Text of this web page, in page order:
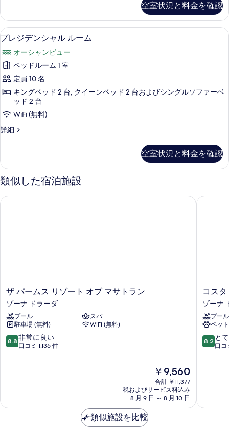
の
す
べ
て
の
写
真
表
示
る
ス
ス
イ
ト
の
詳
細
空室状況と料金を確認
プ
ジ
デ
ン
ャ
ル
ム
の
べ
表
示
す
る
羽毛の掛け布団、セレクト コンフォ
8
プレジデンシャル ルーム
オーシャンビュー
ベッドルーム 1 室
定員 10 名
キングベッド 2 台, クイーンベッド 2 台およびシングルソファーベ
ッド 2 台
WiFi (無料)
詳細
プ
ン
シ
ャ
ル
空室状況と料金を確認
類似した宿泊施設
ザ
パ
ー
ム
ス
リ
ゾ
ト
ザ パームス リゾート オブ マサトラン
ゾーナ ドラーダ
プール
スパ
駐車場 (無料)
WiFi (無料)
10
段
良
8.8 非常に良い
口コミ 1,136 件
現
在
の
料
金
￥9,560
合計 ￥11,377
税およびサービス料込み
8 月 9 日 ～ 8 月 10 日
ザ パームス リゾート オブ マサトラン
コ
ス
タ
デ
オ
ロ
ビ
ー
コス
ゾーナ
プール
ペッ
10
段
良
8.2 と
口コ
コスタ
類似施設を比較